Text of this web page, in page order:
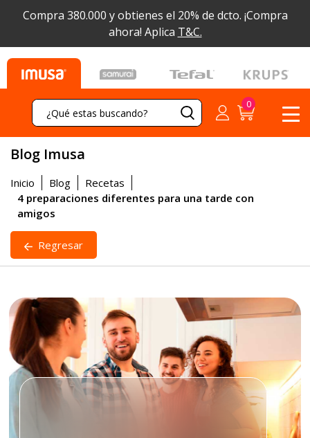
Compra 380.000 y obtienes el 20% de dcto. ¡Compra
ahora! Aplica T&C.
Blog Imusa
Inicio Blog
Recetas
4 preparaciones diferentes para una tarde con
amigos
Regresar